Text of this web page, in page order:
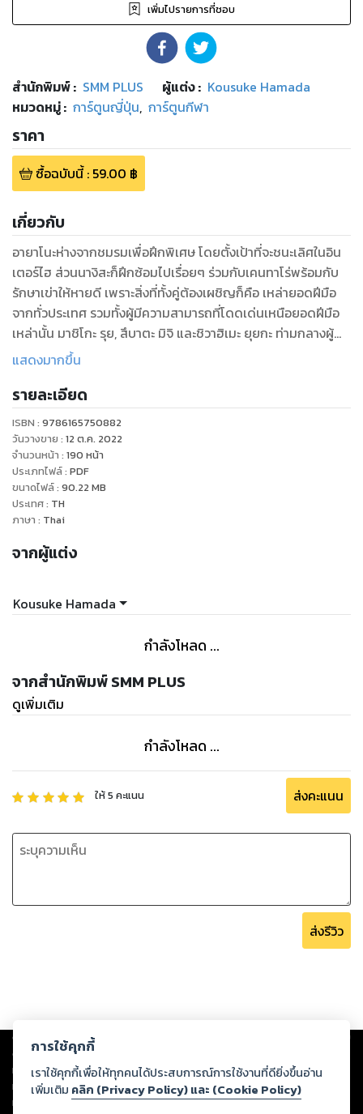
เพิ่มไปรายการที่ชอบ
สำนักพิมพ์: SMM PLUS ผู้แต่ง : Kousuke Hamada
หมวดหมู่: การ์ตูนญี่ปุ่น, การ์ตูนกีฬา
ราคา
ซื้อฉบับนี้: 59.00 ฿
เกี่ยวกับ
อายาโนะห่างจากชมรมเพื่อฝึกพิเศษ โดยตั้งเป้าที่จะชนะเลิศในอิน
เตอร์ไฮ ส่วนนางิสะก็ฝึกซ้อมไปเรื่อยๆ ร่วมกับเคนทาโร่พร้อมกับ
รักษาเข่าให้หายดี เพราะสิ่งที่ทั้งคู่ต้องเผชิญก็คือ เหล่ายอดฝีมือ
จากทั่วประเทศ รวมทั้งผู้มีความสามารถที่โดดเด่นเหนือยอดฝีมือ
เหล่านั้น มาชิโกะ รุย, สึบาตะ มิจิ และชิวาฮิเมะ ยุยกะ ท่ามกลางผู้
เข้าแข่งทุกคนที่ต่อสู้อย่างดุเดือดโดยหมายมั่นไปสู่จุดสูงสุด ทั้งคู่
แสดงมากขึ้น
รายละเอียด
ISBN : 9786165750882
วันวางขาย : 12 ต.ค. 2022
จำนวนหน้า : 190 หน้า
ประเภทไฟล์: PDF
ขนาดไฟล์: 90.22 MB
ประเทศ: TH
ภาษา : Thai
จากผู้แต่ง
Kousuke Hamada
กำลังโหลด ...
จากสำนักพิมพ์ SMM PLUS
ดูเพิ่มเติม
กำลังโหลด ...
ให้5 คะแนน ส่งคะแนน
ส่งรีวิว
Copyright © 2026
ต่อผลงานหรือเนื้อหาใดที่อัปโหลดผ่านเว็บไซต์และปรากฏว่าละเมิดสิทธิใน
ทรัพย์สินทางปัญญาของบุคคลอื่นหรือขัดต่อกฎหมายและศีลธรรม ดังนั้น ผู้อ่าน
ทุกท่านโปรดใช้วิจารณญาณในการกลั่นกรองด้วยตนเอง และหากท่านพบว่าส่วน
หนึ่งส่วนใดขัดต่อกฎหมายและศีลธรรม กรุณาแจ้งมายังบริษัท เพื่อทีมงานจะได้
การใช้คุกกี้
เราใช้คุกกี้เพื่อให้ทุกคนได้ประสบการณ์การใช้งานที่ดียิ่งขึ้นอ่าน
เพิ่มเติม คลิก (Privacy Policy) และ (Cookie Policy)